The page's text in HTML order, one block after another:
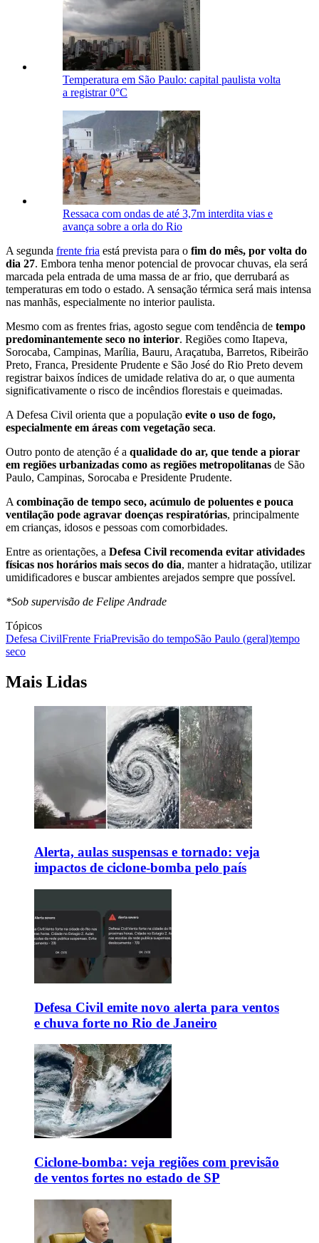
Temperatura em São Paulo: capital paulista volta
a registrar 0°C
Ressaca com ondas de até 3,7m interdita vias e
avança sobre a orla do Rio
A segunda frente fria está prevista para o fim do mês, por volta do
dia 27. Embora tenha menor potencial de provocar chuvas, ela será
marcada pela entrada de uma massa de ar frio, que derrubará as
temperaturas em todo o estado. A sensação térmica será mais intensa
nas manhãs, especialmente no interior paulista.
Mesmo com as frentes frias, agosto segue com tendência de tempo
predominantemente seco no interior. Regiões como Itapeva,
Sorocaba, Campinas, Marília, Bauru, Araçatuba, Barretos, Ribeirão
Preto, Franca, Presidente Prudente e São José do Rio Preto devem
registrar baixos índices de umidade relativa do ar, o que aumenta
significativamente o risco de incêndios florestais e queimadas.
A Defesa Civil orienta que a população evite o uso de fogo,
especialmente em áreas com vegetação seca.
Outro ponto de atenção é a qualidade do ar, que tende a piorar
em regiões urbanizadas como as regiões metropolitanas de São
Paulo, Campinas, Sorocaba e Presidente Prudente.
A combinação de tempo seco, acúmulo de poluentes e pouca
ventilação pode agravar doenças respiratórias, principalmente
em crianças, idosos e pessoas com comorbidades.
Entre as orientações, a Defesa Civil recomenda evitar atividades
físicas nos horários mais secos do dia, manter a hidratação, utilizar
umidificadores e buscar ambientes arejados sempre que possível.
*Sob supervisão de Felipe Andrade
Tópicos
Defesa CivilFrente FriaPrevisão do tempoSão Paulo (geral)tempo
seco
Mais Lidas
Alerta, aulas suspensas e tornado: veja
impactos de ciclone-bomba pelo país
Defesa Civil emite novo alerta para ventos
e chuva forte no Rio de Janeiro
Ciclone-bomba: veja regiões com previsão
de ventos fortes no estado de SP